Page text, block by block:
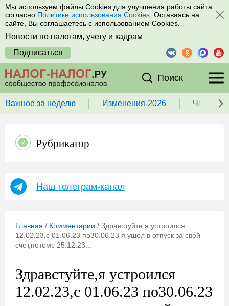
Мы используем файлы Cookies для улучшения работы сайта
согласно Политике использования Cookies . Оставаясь на
сайте, Вы соглашаетесь с использованием Cookies.
Новости по налогам, учету и кадрам
Подписаться
Поиск
Важное за неделю Изменения-2026 Чек-
Рубрикатор
Наш телеграм-канал
Главная / Комментарии / Здравстуйте,я устроился
12.02.23,с 01.06.23 по30.06.23 я ушол в отпуск за свой
счет,потомс 25.12.23...
Здравстуйте,я устроился
12.02.23,с 01.06.23 по30.06.23